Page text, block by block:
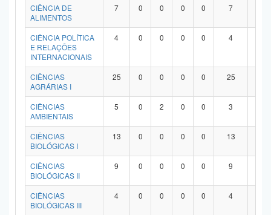
CIÊNCIA DE
ALIMENTOS
7 0 0 0 0 7
CIÊNCIA POLÍTICA
E RELAÇÕES
INTERNACIONAIS
4 0 0 0 0 4
CIÊNCIAS
AGRÁRIAS I
25 0 0 0 0 25
CIÊNCIAS
AMBIENTAIS
5 0 2 0 0 3
CIÊNCIAS
BIOLÓGICAS I
13 0 0 0 0 13
CIÊNCIAS
BIOLÓGICAS II
9 0 0 0 0 9
CIÊNCIAS
BIOLÓGICAS III
4 0 0 0 0 4